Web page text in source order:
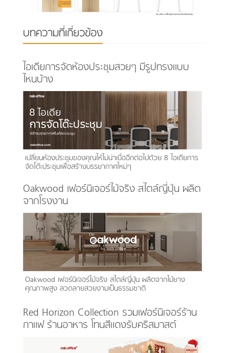
บทความที่เกี่ยวข้อง
ไอเดียการจัดห้องประชุมสวยๆ มีรูปทรงแบบ
ไหนบ้าง
เปลี่ยนห้องประชุมของคุณให้ไม่น่าเบื่ออีกต่อไปด้วย 8 ไอเดียการ
จัดโต๊ะประชุมเพื่อสร้างบรรยากาศใหม่ๆ
Oakwood เฟอร์นิเจอร์ไม้จริง สไตล์ญี่ปุ่น ผลิต
จากโรงงาน
Oakwood เฟอร์นิเจอร์ไม้จริง สไตล์ญี่ปุ่น ผลิตจากไม้ยาง
คุณภาพสูง ลวดลายสวยงามเป็นธรรมชาติ
Red Horizon Collection รวมเฟอร์นิเจอร์ร้าน
กาแฟ ร้านอาหาร โทนสีแดงรับคริสมาสต์